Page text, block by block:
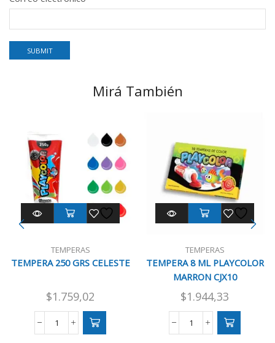
Mirá También
TEMPERAS
TEMPERA 250 GRS CELESTE
$1.759,02
TEMPERA
TEMPERAS
TEMPERA 8 ML PLAYCOLOR
MARRON CJX10
$1.944,33
TEMPERA